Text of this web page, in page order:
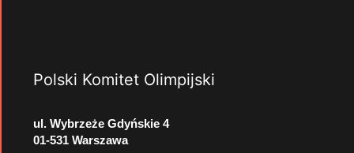
Polski Komitet Olimpijski
ul. Wybrzeże Gdyńskie 4
01-531 Warszawa